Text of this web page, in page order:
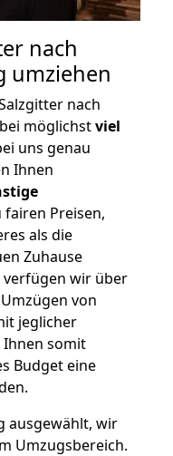
nach
umziehen
nach
möglichstviel
uns genau
Ihnen
fairen Preisen,
als die
Zuhause
wir über
von
jeglicher
somit
Budget eine
ausgewählt, wir
Umzugsbereich.